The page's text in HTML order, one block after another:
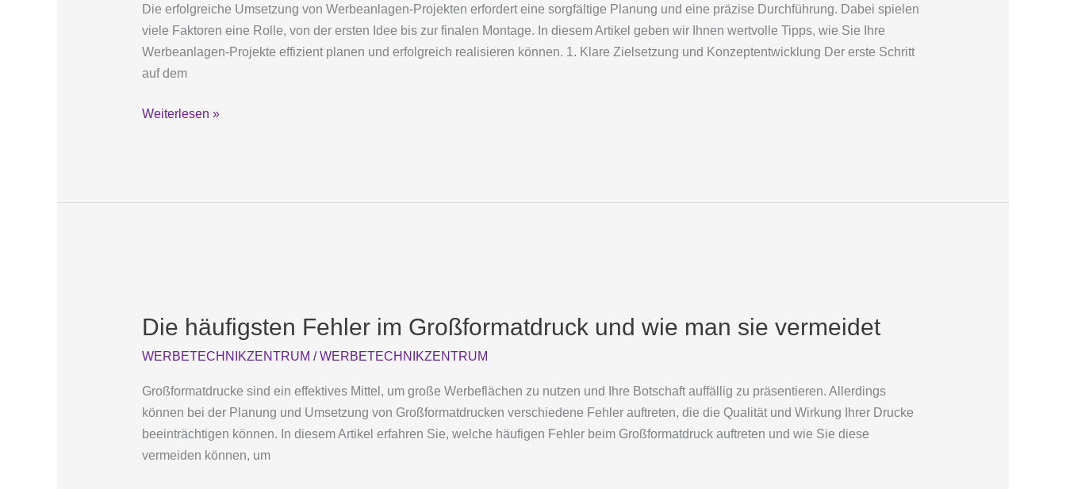
Die erfolgreiche Umsetzung von Werbeanlagen-Projekten erfordert eine sorgfältige Planung und eine präzise Durchführung. Dabei spielen
viele Faktoren eine Rolle, von der ersten Idee bis zur finalen Montage. In diesem Artikel geben wir Ihnen wertvolle Tipps, wie Sie Ihre
Werbeanlagen-Projekte effizient planen und erfolgreich realisieren können. 1. Klare Zielsetzung und Konzeptentwicklung Der erste Schritt
auf dem
Werbeanlagen-
Projekten
Weiterlesen »
Die häufigsten Fehler im Großformatdruck und wie man sie vermeidet
WERBETECHNIKZENTRUM /WERBETECHNIKZENTRUM
Großformatdrucke sind ein effektives Mittel, um große Werbeflächen zu nutzen und Ihre Botschaft auffällig zu präsentieren. Allerdings
können bei der Planung und Umsetzung von Großformatdrucken verschiedene Fehler auftreten, die die Qualität und Wirkung Ihrer Drucke
beeinträchtigen können. In diesem Artikel erfahren Sie, welche häufigen Fehler beim Großformatdruck auftreten und wie Sie diese
vermeiden können, um
Fehler
und
wie
man
sie